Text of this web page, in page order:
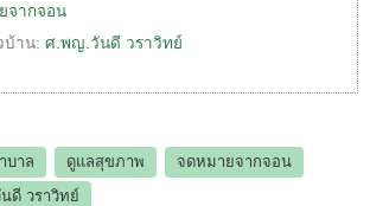
จากจอน
บ้าน: ศ.พญ.วันดี วราวิทย์
บาล ดูแลสุขภาพ
จดหมายจากจอน
ดี วราวิทย์